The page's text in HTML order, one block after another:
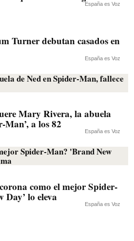
España es Voz
Turner debutan casados en
España es Voz
Mary Rivera, la abuela
Man’, a los 82
España es Voz
como el mejor Spider-
Day’ lo eleva
España es Voz